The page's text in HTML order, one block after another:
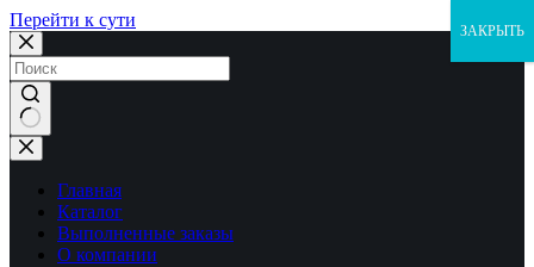
Перейти к сути
Ничего
не
найденоГлавная
Каталог
Выполненные заказы
О компании
ЗАКРЫТЬ